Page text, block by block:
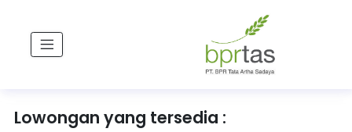
Lowongan yang tersedia :